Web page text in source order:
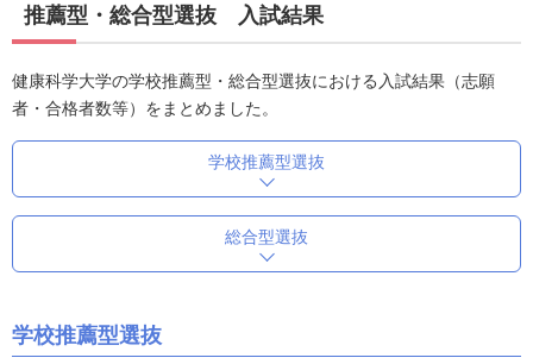
推薦型・総合型選抜 入試結果
健康科学大学の学校推薦型・総合型選抜における入試結果（志願
者・合格者数等）をまとめました。
学校推薦型選抜
総合型選抜
学校推薦型選抜